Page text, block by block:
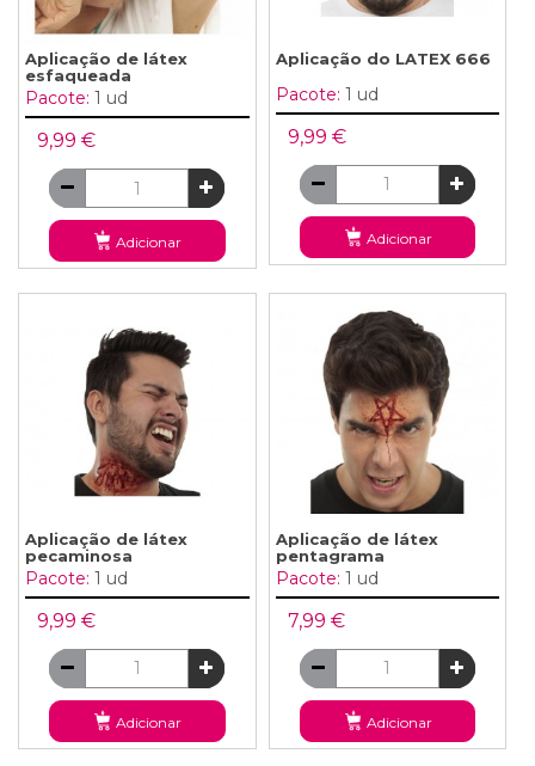
Aplicação de látex
esfaqueada
Pacote: 1 ud
9,99 €
Adicionar
Aplicação do LATEX 666
Pacote: 1 ud
9,99 €
Adicionar
Aplicação de látex
pecaminosa
Pacote: 1 ud
9,99 €
Adicionar
Aplicação de látex
pentagrama
Pacote: 1 ud
7,99 €
Adicionar